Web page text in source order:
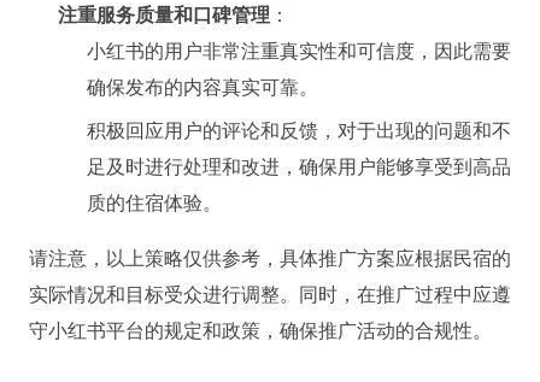
注重服务质量和口碑管理 ：
小红书的用户非常注重真实性和可信度，因此需要
确保发布的内容真实可靠。
积极回应用户的评论和反馈，对于出现的问题和不
足及时进行处理和改进，确保用户能够享受到高品
质的住宿体验。
请注意，以上策略仅供参考，具体推广方案应根据民宿的
实际情况和目标受众进行调整。同时，在推广过程中应遵
守小红书平台的规定和政策，确保推广活动的合规性。